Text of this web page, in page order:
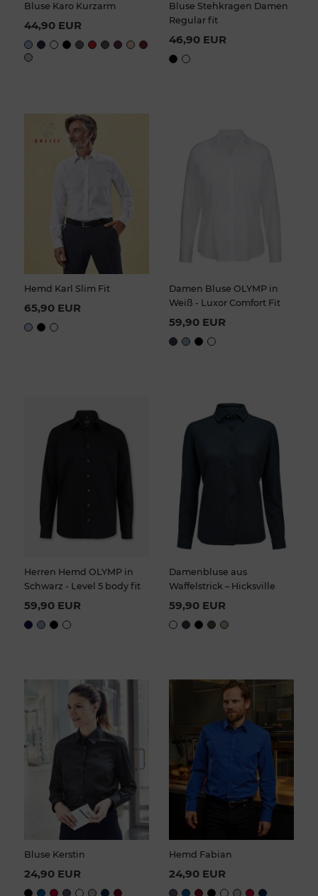
Bluse Karo Kurzarm
44,90 EUR
Bluse Stehkragen Damen
Regular fit
46,90 EUR
Hemd Karl Slim Fit
65,90 EUR
Damen Bluse OLYMP in
Weiß - Luxor Comfort Fit
59,90 EUR
Herren Hemd OLYMP in
Schwarz - Level 5 body fit
59,90 EUR
Damenbluse aus
Waffelstrick – Hicksville
59,90 EUR
Bluse Kerstin
24,90 EUR
Hemd Fabian
24,90 EUR